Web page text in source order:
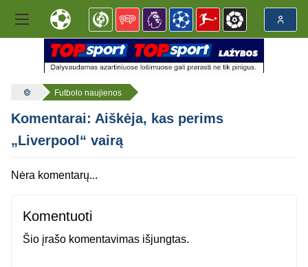
Futbolo naujienos
Komentarai: Aiškėja, kas perims
„Liverpool“ vairą
Nėra komentarų...
Komentuoti
Šio įrašo komentavimas išjungtas.